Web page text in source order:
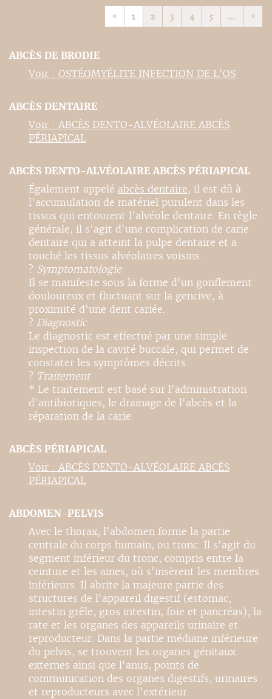
« 1 2 3 4 5 ... »
ABCÈS DE BRODIE
Voir : OSTÉOMYÉLITE INFECTION DE L'OS
ABCÈS DENTAIRE
Voir : ABCÈS DENTO-ALVÉOLAIRE ABCÈS
PÉRIAPICAL
ABCÈS DENTO-ALVÉOLAIRE ABCÈS PÉRIAPICAL
Également appelé abcès dentaire, il est dû à
l'accumulation de matériel purulent dans les
tissus qui entourent l'alvéole dentaire. En règle
générale, il s'agit d'une complication de carie
dentaire qui a atteint la pulpe dentaire et a
touché les tissus alvéolaires voisins.
? Symptomatologie
Il se manifeste sous la forme d'un gonflement
douloureux et fluctuant sur la gencive, à
proximité d'une dent cariée.
? Diagnostic
Le diagnostic est effectué par une simple
inspection de la cavité buccale, qui permet de
constater les symptômes décrits.
? Traitement
* Le traitement est basé sur l'administration
d'antibiotiques, le drainage de l'abcès et la
réparation de la carie.
ABCÈS PÉRIAPICAL
Voir : ABCÈS DENTO-ALVÉOLAIRE ABCÈS
PÉRIAPICAL
ABDOMEN-PELVIS
Avec le thorax, l'abdomen forme la partie
centrale du corps humain, ou tronc. Il s'agit du
segment inférieur du tronc, compris entre la
ceinture et les aines, où s'insèrent les membres
inférieurs. Il abrite la majeure partie des
structures de l'appareil digestif (estomac,
intestin grêle, gros intestin, foie et pancréas), la
rate et les organes des appareils urinaire et
reproducteur. Dans la partie médiane inférieure
du pelvis, se trouvent les organes génitaux
externes ainsi que l'anus, points de
communication des organes digestifs, urinaires
et reproducteurs avec l'extérieur.